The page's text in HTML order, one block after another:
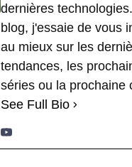
dernières
blog, j'essaie de vous
au mieux sur les
tendances, les
séries ou la prochaine
See Full Bio